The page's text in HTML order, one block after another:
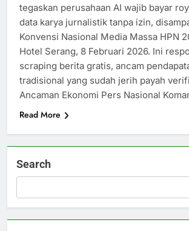
tegaskan perusahaan AI wajib bayar
data karya jurnalistik tanpa izin,
Konvensi Nasional Media Massa HPN
Hotel Serang, 8 Februari 2026. Ini
scraping berita gratis, ancam
tradisional yang sudah jerih payah
Ancaman Ekonomi Pers Nasional
Read More
Search